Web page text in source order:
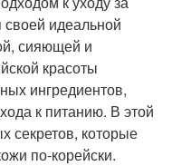
идеальной
сияющей и
красоты
ингредиентов,
к питанию. В этой
секретов, которые
по-корейски.